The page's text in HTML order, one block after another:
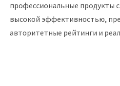
профессиональные продукты
высокой эффективностью,
авторитетные рейтинги и